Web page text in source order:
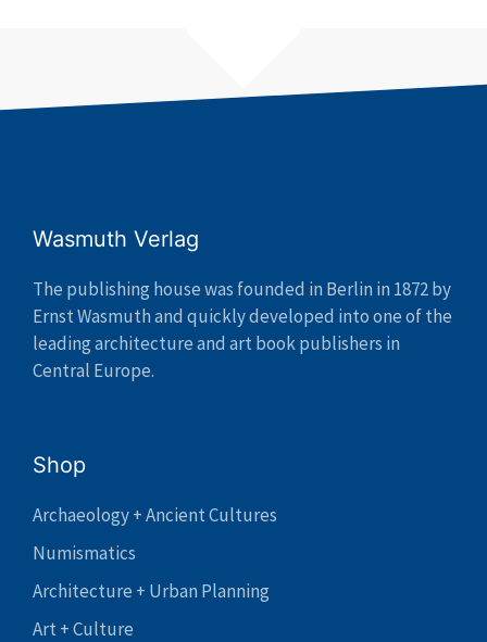
Wasmuth Verlag
The publishing house was founded in Berlin in 1872 by
Ernst Wasmuth and quickly developed into one of the
leading architecture and art book publishers in
Central Europe.
Shop
Archaeology + Ancient Cultures
Numismatics
Architecture + Urban Planning
Art + Culture